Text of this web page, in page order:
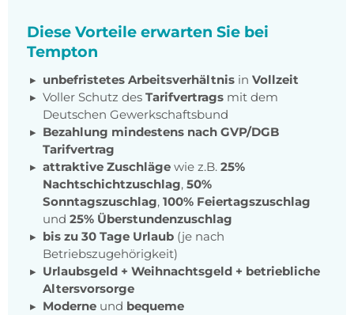
Diese Vorteile erwarten Sie bei
Tempton
unbefristetes Arbeitsverhältnis in Vollzeit
Voller Schutz des Tarifvertrags mit dem
Deutschen Gewerkschaftsbund
Bezahlung mindestens nach GVP/DGB
Tarifvertrag
attraktive Zuschläge wie z.B. 25%
Nachtschichtzuschlag, 50%
Sonntagszuschlag, 100% Feiertagszuschlag
und 25% Überstundenzuschlag
bis zu 30 Tage Urlaub (je nach
Betriebszugehörigkeit)
Urlaubsgeld + Weihnachtsgeld + betriebliche
Altersvorsorge
Moderne und bequeme